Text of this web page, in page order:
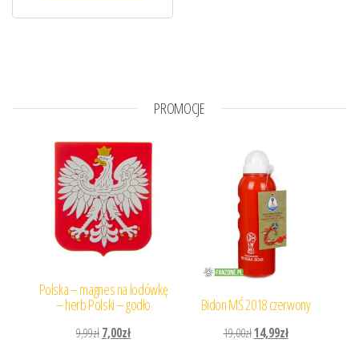
PROMOCJE
Polska – magnes na lodówkę
– herb Polski – godło
9,99złPierwotna cena wynosiła: 9,99zł.
7,00złAktualna cena wynosi: 7,00zł.
Bidon MŚ 2018 czerwony
19,00złPierwotna cena wynosiła:
14,99złAktualna cena